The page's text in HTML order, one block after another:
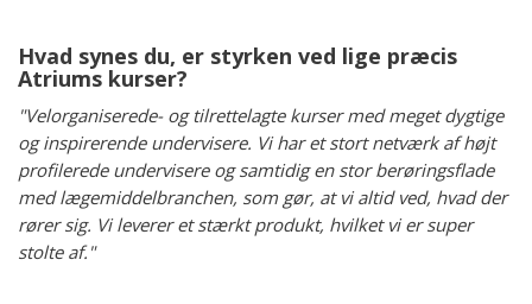
Hvad synes du, er styrken ved lige præcis
Atriums kurser?
"Velorganiserede- og tilrettelagte kurser med meget dygtige
og inspirerende undervisere. Vi har et stort netværk af højt
profilerede undervisere og samtidig en stor berøringsflade
med lægemiddelbranchen, som gør, at vi altid ved, hvad der
rører sig. Vi leverer et stærkt produkt, hvilket vi er super
stolte af."